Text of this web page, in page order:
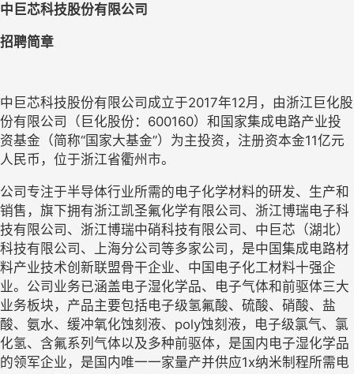
中巨芯科技股份有限公司
招聘简章
中巨芯科技股份有限公司成立于2017年12月，由浙江巨化股
份有限公司（巨化股份：600160）和国家集成电路产业投
资基金（简称“国家大基金”）为主投资，注册资本金11亿元
人民币，位于浙江省衢州市。
公司专注于半导体行业所需的电子化学材料的研发、生产和
销售，旗下拥有浙江凯圣氟化学有限公司、浙江博瑞电子科
技有限公司、浙江博瑞中硝科技有限公司、中巨芯（湖北）
科技有限公司、上海分公司等多家公司，是中国集成电路材
料产业技术创新联盟骨干企业、中国电子化工材料十强企
业。公司业务已涵盖电子湿化学品、电子气体和前驱体三大
业务板块，产品主要包括电子级氢氟酸、硫酸、硝酸、盐
酸、氨水、缓冲氧化蚀刻液、poly蚀刻液，电子级氯气、氯
化氢、含氟系列气体以及多种前驱体，是国内电子湿化学品
的领军企业，是国内唯一一家量产并供应1x纳米制程所需电